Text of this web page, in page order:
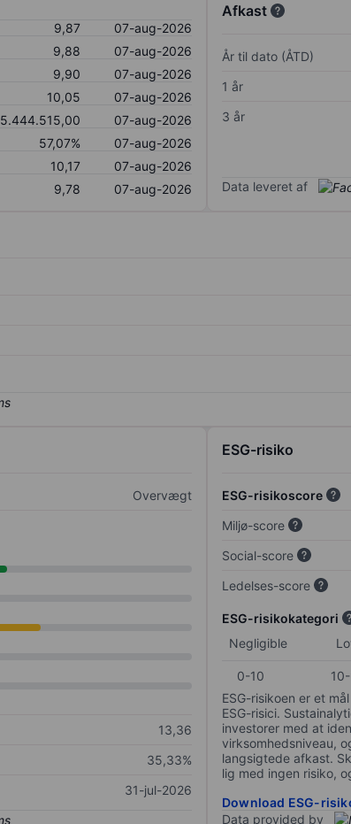
9,87
07-aug-2026
9,88
07-aug-2026
9,90
07-aug-2026
10,05
07-aug-2026
5.444.515,00
07-aug-2026
57,07%
07-aug-2026
10,17
07-aug-2026
9,78 07-aug-2026
Afkast
År til dato (ÅTD)
1 år
3 år
Data leveret af
Overvægt
13,36
35,33%
31-jul-2026
ESG-risiko
ESG-risikoscore
Miljø-score
Social-score
Ledelses-score
ESG-risikokategori
Negligible
0-10
ESG-risikoen er et
ESG-risici.
investorer med at
virksomhedsniveau,
langsigtede afkast.
lig med ingen risiko,
Download ESG-
Data provided by